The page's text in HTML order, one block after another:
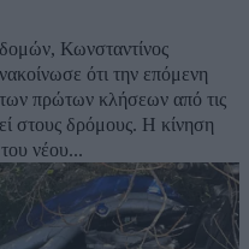
Κωνσταντίνος
ότι την επόμενη
πρώτων κλήσεων από τις
στους δρόμους. Η κίνηση
νέου...